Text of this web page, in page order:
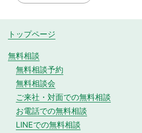
トップページ
無料相談
無料相談予約
無料相談会
ご来社・対面での無料相談
お電話での無料相談
LINEでの無料相談